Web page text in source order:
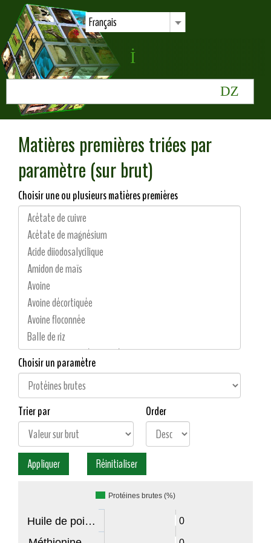
Français
Matières premières triées par
paramètre (sur brut)
Choisir une ou plusieurs matières premières
Choisir un paramètre
Trier par Order
0
Protéines brutes (%)
Huile de poi…